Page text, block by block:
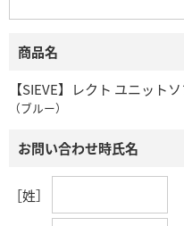
商品名
【SIEVE】レクト ユニット
（ブルー）
お問い合わせ時氏名
［姓］